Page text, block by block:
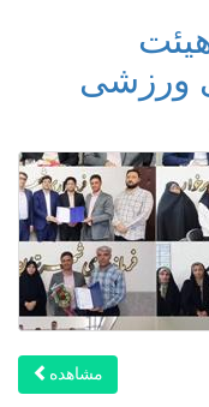
ورزشی
مشاهده